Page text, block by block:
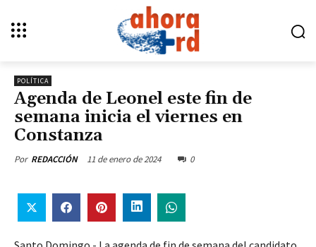
POLÍTICA
Agenda de Leonel este fin de
semana inicia el viernes en
Constanza
Por REDACCIÓN 11 de enero de 2024 0